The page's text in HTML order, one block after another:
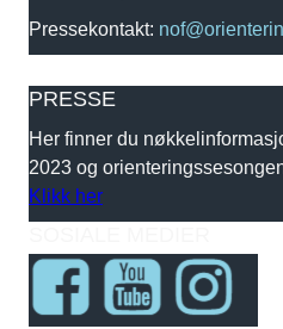
Pressekontakt:
PRESSE
Her finner du
2023 og
Klikk her